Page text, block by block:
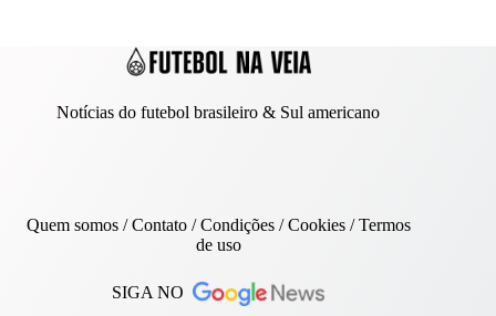
Notícias do futebol brasileiro & Sul americano
Quem somos/Contato/ Condições /Cookies/Termos
de uso
SIGA NO